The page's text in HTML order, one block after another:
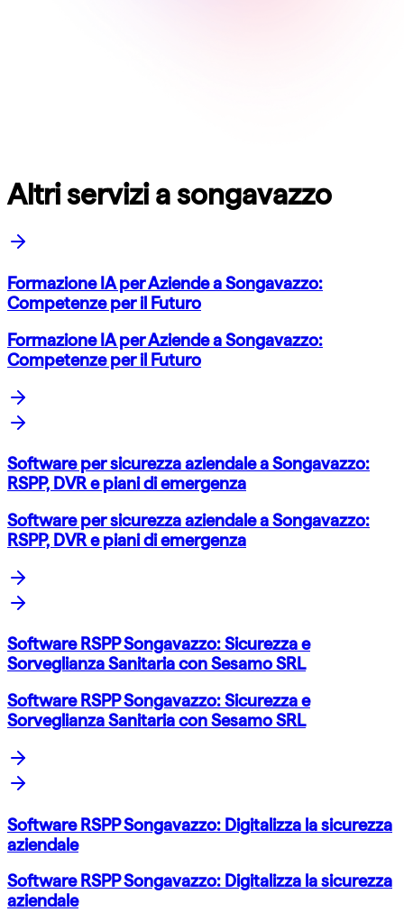
Altri servizi a songavazzo
Formazione IA per Aziende a Songavazzo:
Competenze per il Futuro
Formazione IA per Aziende a Songavazzo:
Competenze per il Futuro
Software per sicurezza aziendale a Songavazzo:
RSPP, DVR e piani di emergenza
Software per sicurezza aziendale a Songavazzo:
RSPP, DVR e piani di emergenza
Software RSPP Songavazzo: Sicurezza e
Sorveglianza Sanitaria con Sesamo SRL
Software RSPP Songavazzo: Sicurezza e
Sorveglianza Sanitaria con Sesamo SRL
Software RSPP Songavazzo: Digitalizza la sicurezza
aziendale
Software RSPP Songavazzo: Digitalizza la sicurezza
aziendale